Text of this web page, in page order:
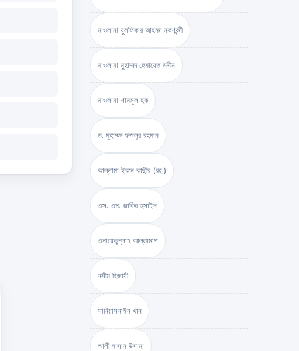
মাওলানা যুলফিকার আহমদ নকশবন্দী
মাওলানা মুহাম্মদ হেমায়েত উদ্দীন
মাওলানা শামসুল হক
ড. মুহাম্মদ ফজলুর রহমান
আল্লামা ইবনে কাছীর (রহ.)
এস. এম. জাকির হুসাইন
এনায়েতুল্লাহ আল্‌তামাশ
নসীম হিজাযী
সানিয়াসনাইন খান
আলী হাসান উসামা